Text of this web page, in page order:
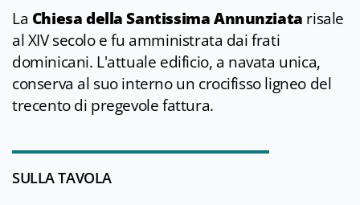
La Chiesa della Santissima Annunziata risale
al XIV secolo e fu amministrata dai frati
dominicani. L'attuale edificio, a navata unica,
conserva al suo interno un crocifisso ligneo del
trecento di pregevole fattura.
SULLA TAVOLA